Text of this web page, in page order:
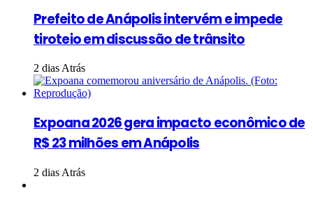
Prefeito de Anápolis intervém e impede
tiroteio em discussão de trânsito
2 dias Atrás
Expoana 2026 gera impacto econômico de
R$ 23 milhões em Anápolis
2 dias Atrás